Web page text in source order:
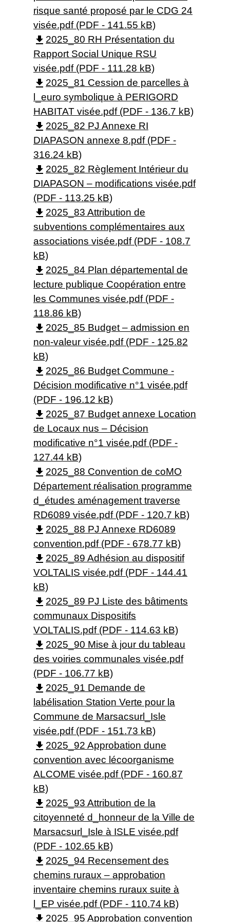
risque santé proposé par le CDG 24
visée.pdf (PDF - 141.55 kB)
file_download 2025_80 RH Présentation du
Rapport Social Unique RSU
visée.pdf (PDF - 111.28 kB)
file_download 2025_81 Cession de parcelles à
l_euro symbolique à PERIGORD
HABITAT visée.pdf (PDF - 136.7 kB)
file_download 2025_82 PJ Annexe RI
DIAPASON annexe 8.pdf (PDF -
316.24 kB)
file_download 2025_82 Règlement Intérieur du
DIAPASON – modifications visée.pdf
(PDF - 113.25 kB)
file_download 2025_83 Attribution de
subventions complémentaires aux
associations visée.pdf (PDF - 108.7
kB)
file_download 2025_84 Plan départemental de
lecture publique Coopération entre
les Communes visée.pdf (PDF -
118.86 kB)
file_download 2025_85 Budget – admission en
non-valeur visée.pdf (PDF - 125.82
kB)
file_download 2025_86 Budget Commune -
Décision modificative n°1 visée.pdf
(PDF - 196.12 kB)
file_download 2025_87 Budget annexe Location
de Locaux nus – Décision
modificative n°1 visée.pdf (PDF -
127.44 kB)
file_download 2025_88 Convention de coMO
Département réalisation programme
d_études aménagement traverse
RD6089 visée.pdf (PDF - 120.7 kB)
file_download 2025_88 PJ Annexe RD6089
convention.pdf (PDF - 678.77 kB)
file_download 2025_89 Adhésion au dispositif
VOLTALIS visée.pdf (PDF - 144.41
kB)
file_download 2025_89 PJ Liste des bâtiments
communaux Dispositifs
VOLTALIS.pdf (PDF - 114.63 kB)
file_download 2025_90 Mise à jour du tableau
des voiries communales visée.pdf
(PDF - 106.77 kB)
file_download 2025_91 Demande de
labélisation Station Verte pour la
Commune de Marsacsurl_Isle
visée.pdf (PDF - 151.73 kB)
file_download 2025_92 Approbation dune
convention avec lécoorganisme
ALCOME visée.pdf (PDF - 160.87
kB)
file_download 2025_93 Attribution de la
citoyenneté d_honneur de la Ville de
Marsacsurl_Isle à ISLE visée.pdf
(PDF - 102.65 kB)
file_download 2025_94 Recensement des
chemins ruraux – approbation
inventaire chemins ruraux suite à
l_EP visée.pdf (PDF - 110.74 kB)
file_download 2025_95 Approbation convention